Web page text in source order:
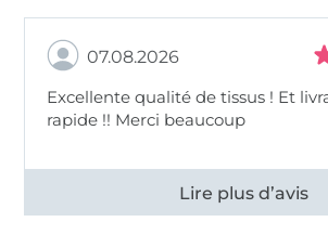
07.08.2026
Excellente qualité de tissus ! Et
rapide !! Merci beaucoup
Voir tous les 11496